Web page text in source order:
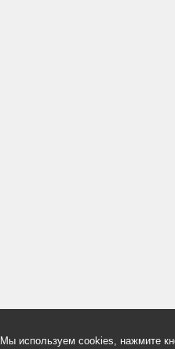
Мы используем cookies, нажмите